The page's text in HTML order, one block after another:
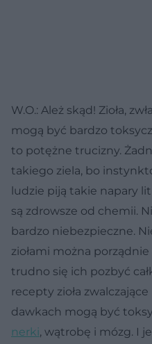
W.O.: Ależ skąd! Zioła,
mogą być bardzo
to potężne trucizny.
takiego ziela, bo
ludzie piją takie napary
są zdrowsze od chemii.
bardzo niebezpieczne.
ziołami można
trudno się ich pozbyć
recepty zioła
dawkach mogą być
nerki, wątrobę i mózg. I